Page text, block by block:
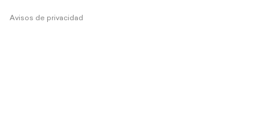
Avisos de privacidad